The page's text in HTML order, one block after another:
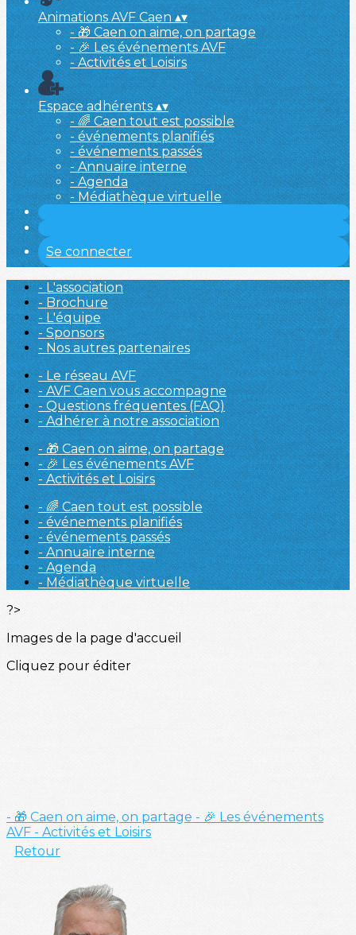
Animations AVF Caen▴▾
- 🎁 Caen on aime, on partage
- 🎉 Les événements AVF
- Activités et Loisirs
Espace adhérents▴▾
- 🌈 Caen tout est possible
- événements planifiés
- événements passés
- Annuaire interne
- Agenda
- Médiathèque virtuelle
Se connecter
- L'association
- Brochure
- L'équipe
- Sponsors
- Nos autres partenaires
- Le réseau AVF
- AVF Caen vous accompagne
- Questions fréquentes (FAQ)
- Adhérer à notre association
- 🎁 Caen on aime, on partage
- 🎉 Les événements AVF
- Activités et Loisirs
- 🌈 Caen tout est possible
- événements planifiés
- événements passés
- Annuaire interne
- Agenda
- Médiathèque virtuelle
?>
Images de la page d'accueil
Cliquez pour éditer
- 🎁 Caen on aime, on partage - 🎉 Les événements
AVF - Activités et Loisirs
Retour